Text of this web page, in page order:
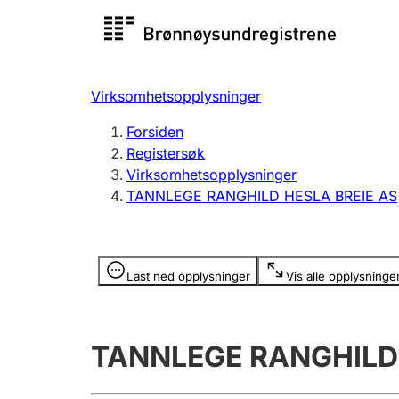
Registersøk
Registrere, endre, slette
Virksomhetsopplysninger
Forsiden
Registersøk
Virksomhetsopplysninger
TANNLEGE RANGHILD HESLA BREIE AS
Last ned opplysninger Vis alle
Opplysninger er skjult
TANNLEGE